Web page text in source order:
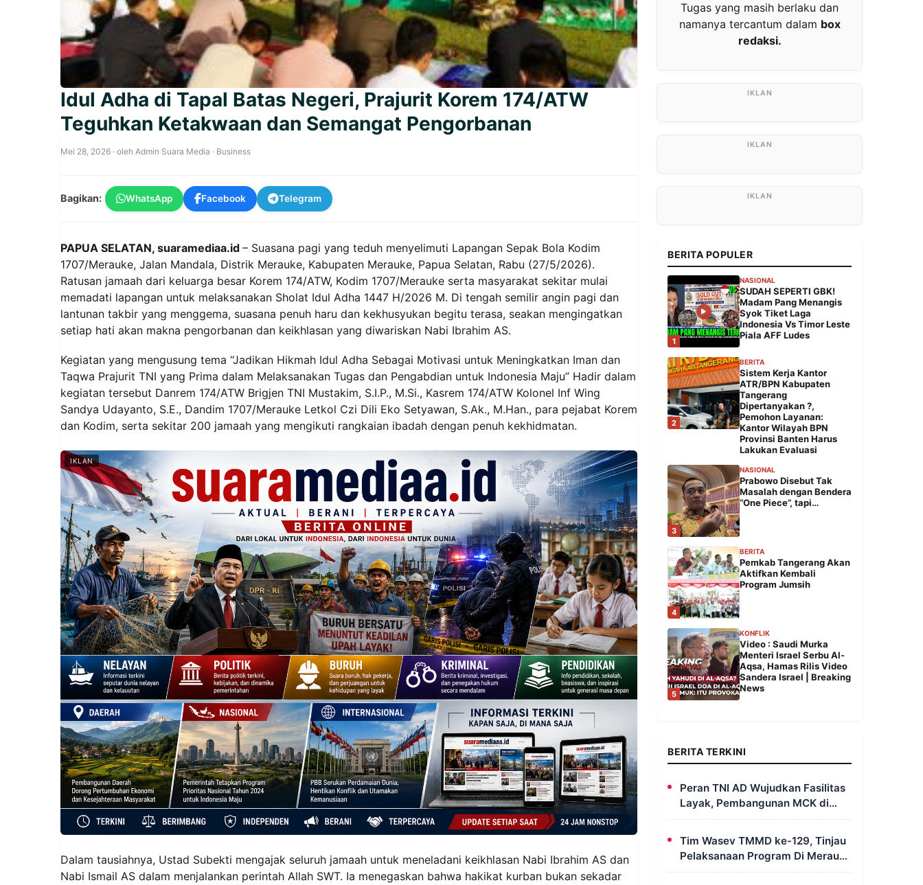
Idul Adha di Tapal Batas Negeri, Prajurit Korem 174/ATW
Teguhkan Ketakwaan dan Semangat Pengorbanan
Mei 28, 2026 · oleh Admin Suara Media · Business
Bagikan: WhatsApp Facebook Telegram
PAPUA SELATAN, suaramediaa.id – Suasana pagi yang teduh menyelimuti Lapangan Sepak Bola Kodim
1707/Merauke, Jalan Mandala, Distrik Merauke, Kabupaten Merauke, Papua Selatan, Rabu (27/5/2026).
Ratusan jamaah dari keluarga besar Korem 174/ATW, Kodim 1707/Merauke serta masyarakat sekitar mulai
memadati lapangan untuk melaksanakan Sholat Idul Adha 1447 H/2026 M. Di tengah semilir angin pagi dan
lantunan takbir yang menggema, suasana penuh haru dan kekhusyukan begitu terasa, seakan mengingatkan
setiap hati akan makna pengorbanan dan keikhlasan yang diwariskan Nabi Ibrahim AS.
‎Kegiatan yang mengusung tema “Jadikan Hikmah Idul Adha Sebagai Motivasi untuk Meningkatkan Iman dan
Taqwa Prajurit TNI yang Prima dalam Melaksanakan Tugas dan Pengabdian untuk Indonesia Maju” Hadir dalam
kegiatan tersebut Danrem 174/ATW Brigjen TNI Mustakim, S.I.P., M.Si., Kasrem 174/ATW Kolonel Inf Wing
Sandya Udayanto, S.E., Dandim 1707/Merauke Letkol Czi Dili Eko Setyawan, S.Ak., M.Han., para pejabat Korem
dan Kodim, serta sekitar 200 jamaah yang mengikuti rangkaian ibadah dengan penuh kekhidmatan.
IKLAN
‎Dalam tausiahnya, Ustad Subekti mengajak seluruh jamaah untuk meneladani keikhlasan Nabi Ibrahim AS dan
Nabi Ismail AS dalam menjalankan perintah Allah SWT. Ia menegaskan bahwa hakikat kurban bukan sekadar
Tugas yang masih berlaku dan
namanya tercantum dalam box
redaksi.
BERITA POPULER
1
NASIONAL
SUDAH SEPERTI GBK!
Madam Pang Menangis
Syok Tiket Laga
Indonesia Vs Timor Leste
Piala AFF Ludes
2
BERITA
Sistem Kerja Kantor
ATR/BPN Kabupaten
Tangerang
Dipertanyakan ?,
Pemohon Layanan:
Kantor Wilayah BPN
Provinsi Banten Harus
Lakukan Evaluasi
3
NASIONAL
Prabowo Disebut Tak
Masalah dengan Bendera
“One Piece”, tapi…
4
BERITA
Pemkab Tangerang Akan
Aktifkan Kembali
Program Jumsih
5
KONFLIK
Video : Saudi Murka
Menteri Israel Serbu Al-
Aqsa, Hamas Rilis Video
Sandera Israel | Breaking
News
BERITA TERKINI
Peran TNI AD Wujudkan Fasilitas
Layak, Pembangunan MCK di
Dusun Serapu Rampung
Dikerjakan
Tim Wasev TMMD ke-129, Tinjau
Pelaksanaan Program Di Merauke
– Papua Selatan